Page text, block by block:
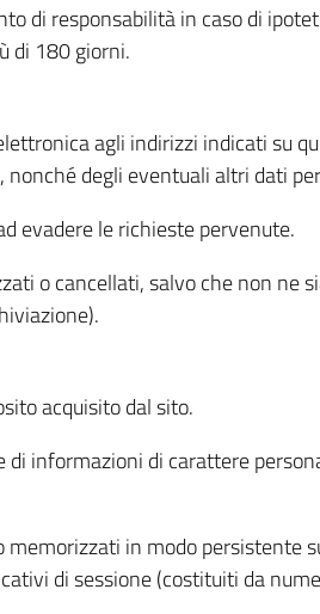
di responsabilità in caso di
di 180 giorni.
agli indirizzi indicati su
degli eventuali altri dati
evadere le richieste pervenute.
o cancellati, salvo che non ne
acquisito dal sito.
informazioni di carattere
memorizzati in modo
di sessione (costituiti da